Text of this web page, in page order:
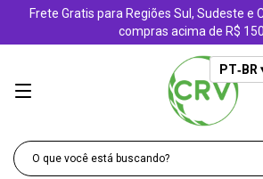
Frete Gratis para Regiões Sul, Sudeste e
compras acima de R$
PT‑BR